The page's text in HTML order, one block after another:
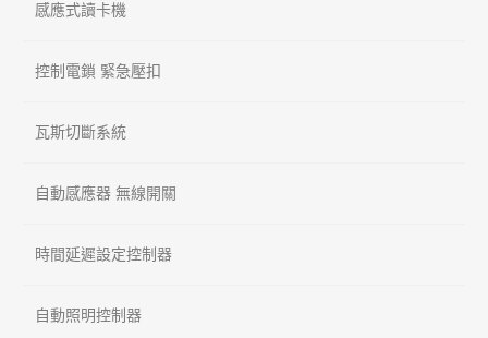
感應式讀卡機
控制電鎖 緊急壓扣
瓦斯切斷系統
自動感應器 無線開關
時間延遲設定控制器
自動照明控制器